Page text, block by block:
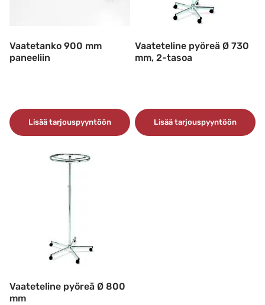
Vaatetanko 900 mm
paneeliin
Lisää tarjouspyyntöön
Vaateteline pyöreä Ø 730
mm, 2-tasoa
Lisää tarjouspyyntöön
Vaateteline pyöreä Ø 800
mm